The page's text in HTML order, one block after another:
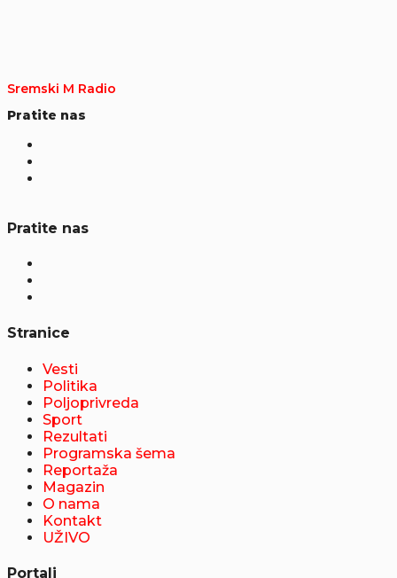
Sremski M Radio
Pratite nas
Pratite nas
Stranice
Vesti
Politika
Poljoprivreda
Sport
Rezultati
Programska šema
Reportaža
Magazin
O nama
Kontakt
UŽIVO
Portali